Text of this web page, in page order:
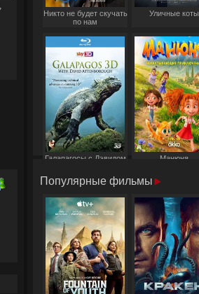
Никто не будет скучать
по нам
Уличные коты
Галапагосы с Дэвидом
Манюня
Популярные фильмы